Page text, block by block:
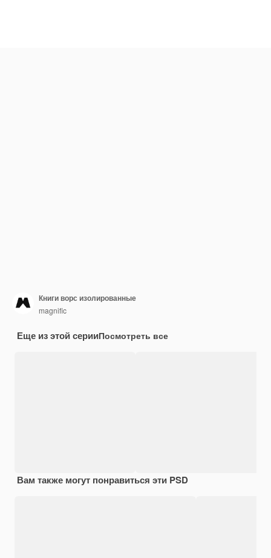
Книги ворс изолированные
magnific
Еще из этой серииПосмотреть все
Вам также могут понравиться эти PSD